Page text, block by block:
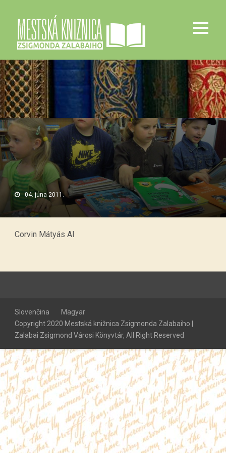
04. júna 2011.
Corvin Mátyás AI
Slovenčina
Magyar
Copyright 2020 Mestská knižnica Zsigmonda Zalabaiho |
Zalabai Zsigmond Városi Könyvtár, All Right Reserved